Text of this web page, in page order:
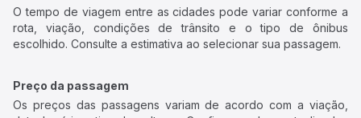
O tempo de viagem entre as cidades pode variar conforme a
rota, viação, condições de trânsito e o tipo de ônibus
escolhido. Consulte a estimativa ao selecionar sua passagem.
Preço da passagem
Os preços das passagens variam de acordo com a viação,